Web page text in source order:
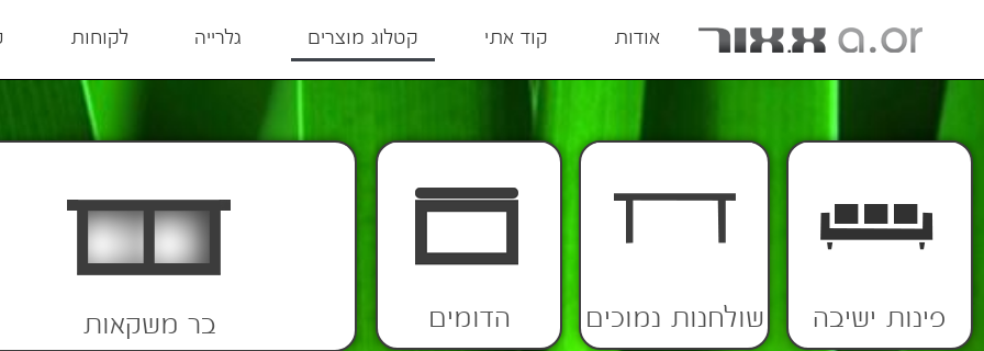
אודות קוד אתי קטלוג מוצרים גלרייה לקוחות
פינות ישיבה שולחנות נמוכים הדומים בר משקאות